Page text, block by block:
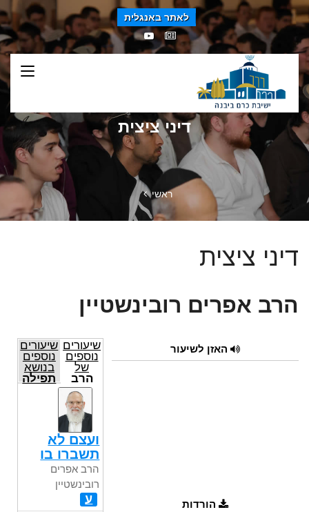
לאתר באנגלית
דיני ציצית
ראשי
דיני ציצית
הרב אפרים רובינשטיין
האזן לשיעור
הורדות
שיעורים
נוספים
של
הרב
אפרים
רובינשטיין
שיעורים
נוספים
בנושא
תפילה
ועצם לא
תשברו בו
הרב אפרים
רובינשטיין
ע